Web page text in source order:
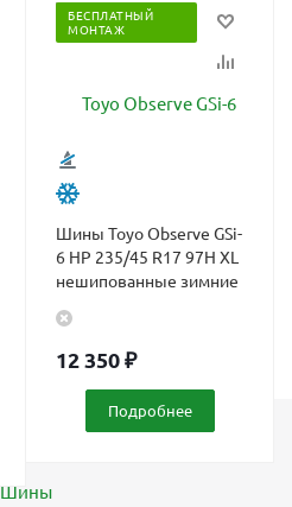
БЕСПЛАТНЫЙ
МОНТАЖ
Шины Toyo Observe GSi-
6 HP 235/45 R17 97H XL
нешипованные зимние
12 350₽
Подробнее
Шины